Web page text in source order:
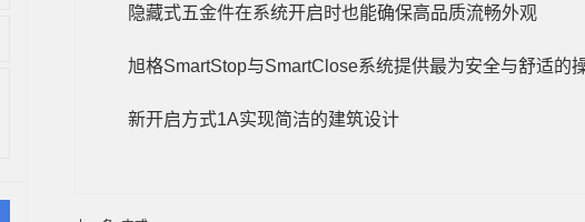
隐藏式五金件在系统开启时也能确保高品质流畅外观
旭格SmartStop与SmartClose系统提供最为安全与舒适的
新开启方式1A实现简洁的建筑设计